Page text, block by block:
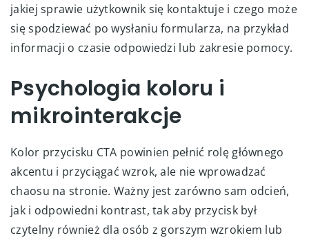
jakiej sprawie użytkownik się kontaktuje i czego może
się spodziewać po wysłaniu formularza, na przykład
informacji o czasie odpowiedzi lub zakresie pomocy.
Psychologia koloru i
mikrointerakcje
Kolor przycisku CTA powinien pełnić rolę głównego
akcentu i przyciągać wzrok, ale nie wprowadzać
chaosu na stronie. Ważny jest zarówno sam odcień,
jak i odpowiedni kontrast, tak aby przycisk był
czytelny również dla osób z gorszym wzrokiem lub